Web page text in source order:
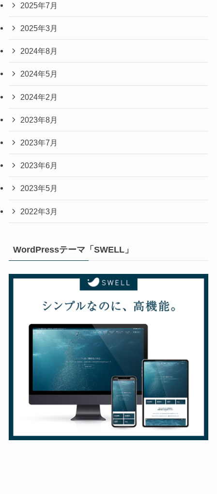
2025年7月
2025年3月
2024年8月
2024年5月
2024年2月
2023年8月
2023年7月
2023年6月
2023年5月
2022年3月
WordPressテーマ「SWELL」